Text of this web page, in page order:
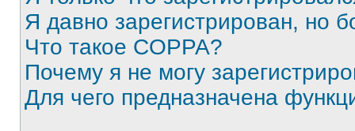
Я давно зарегистрирован, но
Что такое COPPA?
Почему я не могу
Для чего предназначена